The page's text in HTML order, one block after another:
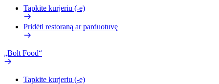
Tapkite kurjeriu (-e)
Pridėti restoraną ar parduotuvę
„Bolt Food“
Tapkite kurjeriu (-e)